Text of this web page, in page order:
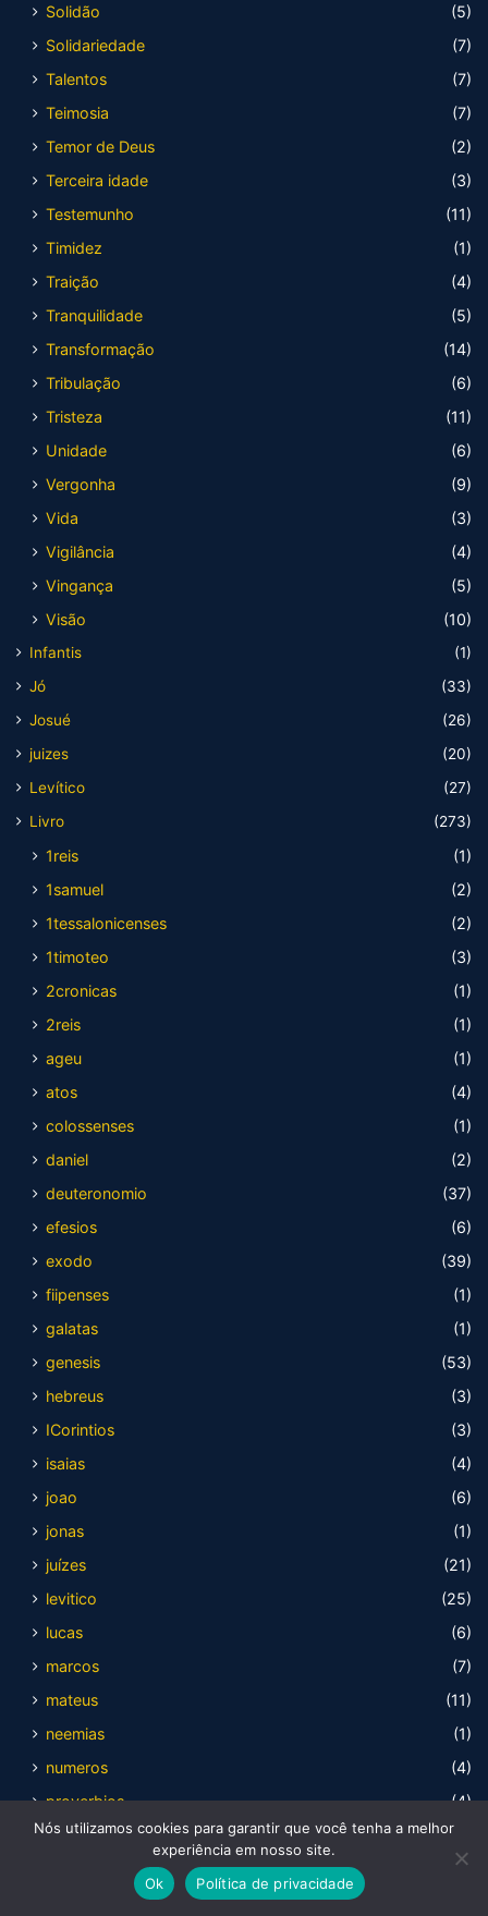
Solidão
(5)
Solidariedade
(7)
Talentos
(7)
Teimosia
(7)
Temor de Deus
(2)
Terceira idade
(3)
Testemunho
(11)
Timidez
(1)
Traição
(4)
Tranquilidade
(5)
Transformação
(14)
Tribulação
(6)
Tristeza
(11)
Unidade
(6)
Vergonha
(9)
Vida
(3)
Vigilância
(4)
Vingança
(5)
Visão
(10)
Infantis
(1)
Jó
(33)
Josué
(26)
juizes
(20)
Levítico
(27)
Livro
(273)
1reis
(1)
1samuel
(2)
1tessalonicenses
(2)
1timoteo
(3)
2cronicas
(1)
2reis
(1)
ageu
(1)
atos
(4)
colossenses
(1)
daniel
(2)
deuteronomio
(37)
efesios
(6)
exodo
(39)
fiipenses
(1)
galatas
(1)
genesis
(53)
hebreus
(3)
ICorintios
(3)
isaias
(4)
joao
(6)
jonas
(1)
juízes
(21)
levitico
(25)
lucas
(6)
marcos
(7)
mateus
(11)
neemias
(1)
numeros
(4)
proverbios
(4)
romanos
(2)
Nós utilizamos cookies para garantir que você tenha a melhor
experiência em nosso site.
Ok
Política de privacidade